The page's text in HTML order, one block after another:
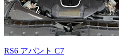
RS6 アバント C7